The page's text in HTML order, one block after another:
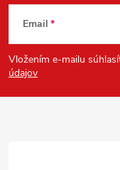
Z
á
p
Email
Vložením e-mailu
údajov